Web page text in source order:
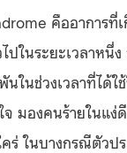
คืออาการที่
ในระยะเวลาหนึ่ง
ในช่วงเวลาที่ได้ใ
มองคนร้ายในแง่
ร่ ในบางกรณีตัวป